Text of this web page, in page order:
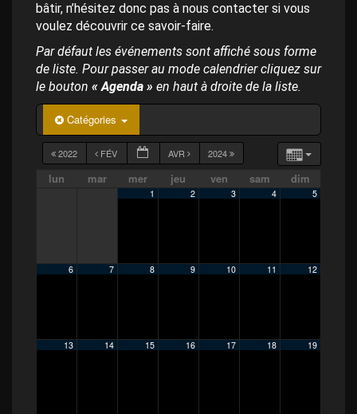
bâtir, n’hésitez donc pas à nous contacter si vous
voulez découvrir ce savoir-faire.
Par défaut les événements sont affiché sous forme
de liste. Pour passer au mode calendrier cliquez sur
le bouton « Agenda » en haut à droite de la liste.
Catégories
2022 FÉV AVR 2024
lun mar mer jeu ven sam dim
1 2 3 4 5
6 7 8 9 10 11 12
13 14 15 16 17 18 19